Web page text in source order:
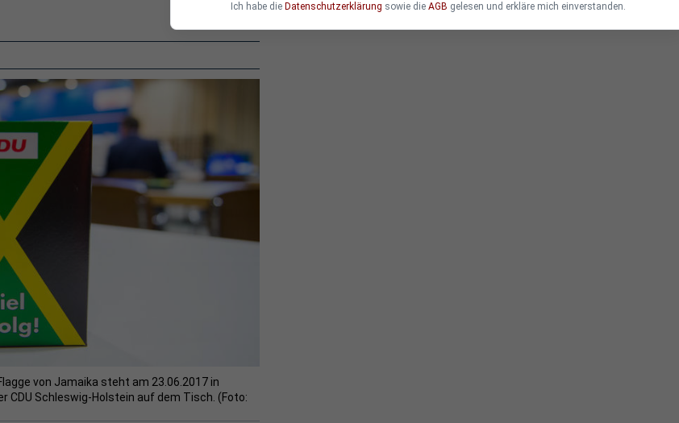
von Jamaika steht am 23.06.2017 in
CDU Schleswig-Holstein auf dem Tisch. (Foto:
Ich habe die Datenschutzerklärung sowie die AGB gelesen und erkläre mich einverstanden.